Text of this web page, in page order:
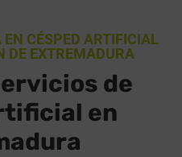
CÉSPED ARTIFICIAL
DE EXTREMADURA
de
en